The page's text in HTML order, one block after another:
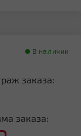
В наличии
заказа:
заказа: